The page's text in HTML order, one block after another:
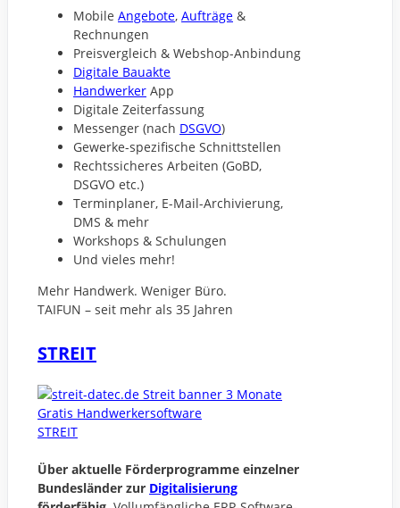
Mobile Angebote, Aufträge &
Rechnungen
Preisvergleich & Webshop-Anbindung
Digitale Bauakte
Handwerker App
Digitale Zeiterfassung
Messenger (nach DSGVO)
Gewerke-spezifische Schnittstellen
Rechtssicheres Arbeiten (GoBD,
DSGVO etc.)
Terminplaner, E-Mail-Archivierung,
DMS & mehr
Workshops & Schulungen
Und vieles mehr!
Mehr Handwerk. Weniger Büro.
TAIFUN – seit mehr als 35 Jahren
STREIT
STREIT
Über aktuelle Förderprogramme einzelner
Bundesländer zur Digitalisierung